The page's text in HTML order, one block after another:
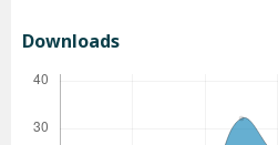
Downloads